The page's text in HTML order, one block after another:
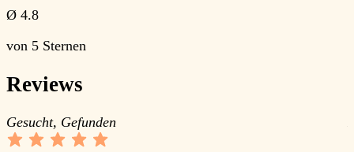
Ø 4.8
von 5 Sternen
Reviews
Gesucht, Gefunden